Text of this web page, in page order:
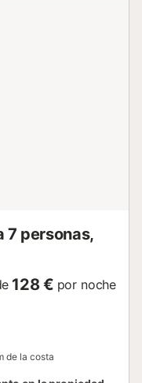
7 personas,
128 € por noche
de la costa